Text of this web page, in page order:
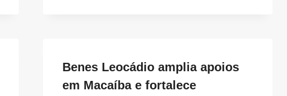
Benes Leocádio amplia apoios
em Macaíba e fortalece